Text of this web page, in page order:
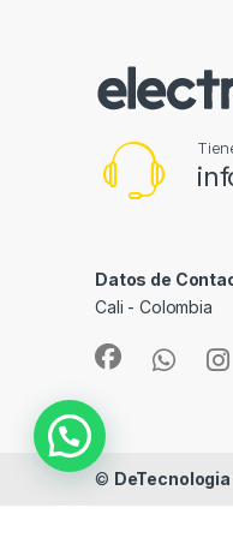
Datos de
Cali - Colombia
© DeTecnologia